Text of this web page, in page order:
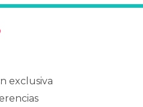
exclusiva